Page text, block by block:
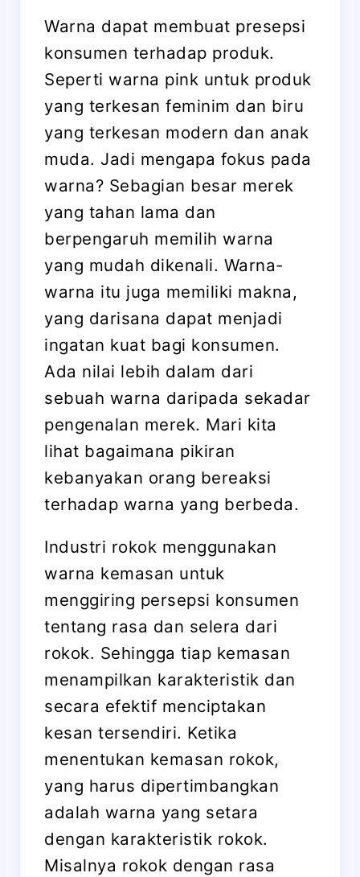
Warna dapat membuat presepsi
konsumen terhadap produk.
Seperti warna pink untuk produk
yang terkesan feminim dan biru
yang terkesan modern dan anak
muda. Jadi mengapa fokus pada
warna? Sebagian besar merek
yang tahan lama dan
berpengaruh memilih warna
yang mudah dikenali. Warna-
warna itu juga memiliki makna,
yang darisana dapat menjadi
ingatan kuat bagi konsumen.
Ada nilai lebih dalam dari
sebuah warna daripada sekadar
pengenalan merek. Mari kita
lihat bagaimana pikiran
kebanyakan orang bereaksi
terhadap warna yang berbeda.
Industri rokok menggunakan
warna kemasan untuk
menggiring persepsi konsumen
tentang rasa dan selera dari
rokok. Sehingga tiap kemasan
menampilkan karakteristik dan
secara efektif menciptakan
kesan tersendiri. Ketika
menentukan kemasan rokok,
yang harus dipertimbangkan
adalah warna yang setara
dengan karakteristik rokok.
Misalnya rokok dengan rasa